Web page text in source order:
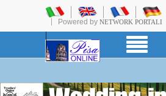
Powered by NETWORK PORTALI